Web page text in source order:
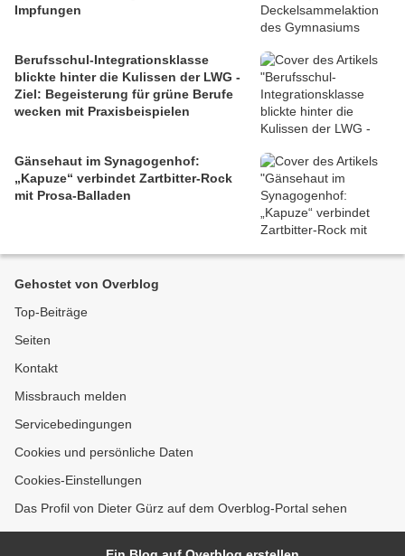
Impfungen
Berufsschul-Integrationsklasse
blickte hinter die Kulissen der LWG -
Ziel: Begeisterung für grüne Berufe
wecken mit Praxisbeispielen
Gänsehaut im Synagogenhof:
„Kapuze“ verbindet Zartbitter-Rock
mit Prosa-Balladen
Gehostet von Overblog
Top-Beiträge
Seiten
Kontakt
Missbrauch melden
Servicebedingungen
Cookies und persönliche Daten
Cookies-Einstellungen
Das Profil von Dieter Gürz auf dem Overblog-Portal sehen